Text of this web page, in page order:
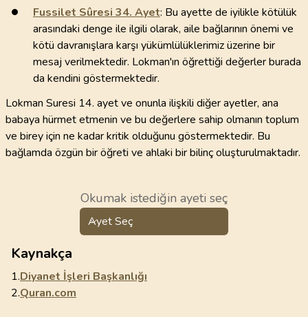
Fussilet Sûresi 34. Ayet: Bu ayette de iyilikle kötülük
arasındaki denge ile ilgili olarak, aile bağlarının önemi ve
kötü davranışlara karşı yükümlülüklerimiz üzerine bir
mesaj verilmektedir. Lokman'ın öğrettiği değerler burada
da kendini göstermektedir.
Lokman Suresi 14. ayet ve onunla ilişkili diğer ayetler, ana
babaya hürmet etmenin ve bu değerlere sahip olmanın toplum
ve birey için ne kadar kritik olduğunu göstermektedir. Bu
bağlamda özgün bir öğreti ve ahlaki bir bilinç oluşturulmaktadır.
Okumak istediğin ayeti seç
Ayet Seç
Kaynakça
1.Diyanet İşleri Başkanlığı
2.Quran.com